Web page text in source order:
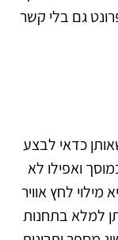
גם בלי קשר
כדאי לבצע
ואפילו לא
לחץ אוויר
למלא בתחנות